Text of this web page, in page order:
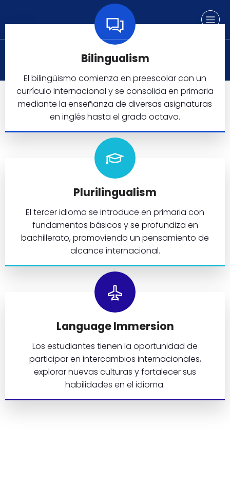
Bilingualism
El bilingüismo comienza en preescolar con un
currículo Internacional y se consolida en primaria
mediante la enseñanza de diversas asignaturas
en inglés hasta el grado octavo.
Plurilingualism
El tercer idioma se introduce en primaria con
fundamentos básicos y se profundiza en
bachillerato, promoviendo un pensamiento de
alcance internacional.
Language Immersion
Los estudiantes tienen la oportunidad de
participar en intercambios internacionales,
explorar nuevas culturas y fortalecer sus
habilidades en el idioma.